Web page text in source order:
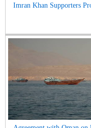
Imran Khan Supporters